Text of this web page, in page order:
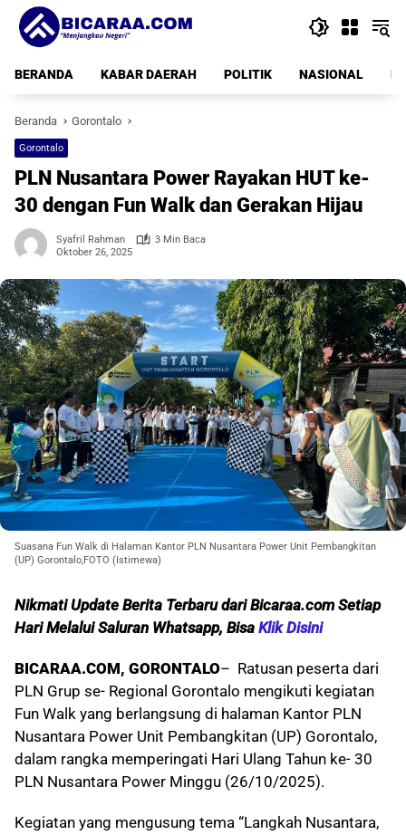
Langsung
konten
BERANDA
KABAR DAERAH POLITIK NASIONAL
Beranda Gorontalo
Gorontalo
PLN Nusantara Power Rayakan HUT ke-
30 dengan Fun Walk dan Gerakan Hijau
Syafril Rahman
3 Min Baca
Oktober 26, 2025
Suasana Fun Walk di Halaman Kantor PLN Nusantara Power Unit Pembangkitan
(UP) Gorontalo,FOTO (Istimewa)
Nikmati Update Berita Terbaru dari Bicaraa.com Setiap
Hari Melalui Saluran Whatsapp, Bisa Klik Disini
BICARAA.COM, GORONTALO– Ratusan peserta dari
PLN Grup se- Regional Gorontalo mengikuti kegiatan
Fun Walk yang berlangsung di halaman Kantor PLN
Nusantara Power Unit Pembangkitan (UP) Gorontalo,
dalam rangka memperingati Hari Ulang Tahun ke- 30
PLN Nusantara Power Minggu (26/10/2025).
Kegiatan yang mengusung tema “Langkah Nusantara,